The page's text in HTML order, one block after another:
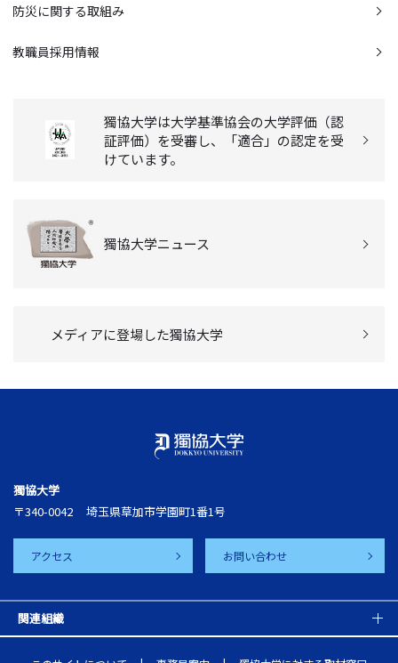
防災に関する取組み
教職員採用情報
獨協大学は大学基準協会の大学評価（認
証評価）を受審し、「適合」の認定を受
けています。
獨協大学ニュース
メディアに登場した獨協大学
獨協大学
〒340-0042
埼玉県草加市学園町1番1号
アクセス お問い合わせ
関連組織